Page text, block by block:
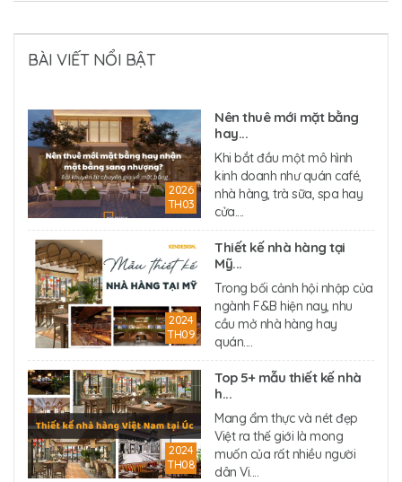
BÀI VIẾT NỔI BẬT
2026
TH03
Nên thuê mới mặt bằng
hay...
Khi bắt đầu một mô hình
kinh doanh như quán café,
nhà hàng, trà sữa, spa hay
cửa....
2024
TH09
Thiết kế nhà hàng tại
Mỹ...
Trong bối cảnh hội nhập của
ngành F&B hiện nay, nhu
cầu mở nhà hàng hay
quán....
2024
TH08
Top 5+ mẫu thiết kế nhà
h...
Mang ẩm thực và nét đẹp
Việt ra thế giới là mong
muốn của rất nhiều người
dân Vi....